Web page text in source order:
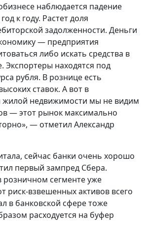
наблюдается падение
к году. Растет доля
задолженности. Деньги
— предприятия
либо искать средства в
Экспортеры находятся под
рубля. В рознице есть
ставок. А вот в
недвижимости мы не видим
— этот рынок максимально
— отметил Александр
сейчас банки очень хорошо
первый зампред Сбера.
розничном сегменте уже
риск-взвешенных активов всего
в банковской сфере тоже
расходуется на буфер